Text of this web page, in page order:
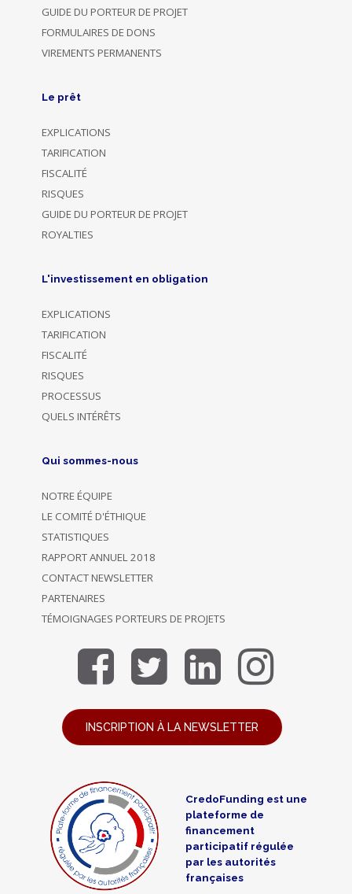
GUIDE DU PORTEUR DE PROJET
FORMULAIRES DE DONS
VIREMENTS PERMANENTS
Le prêt
EXPLICATIONS
TARIFICATION
FISCALITÉ
RISQUES
GUIDE DU PORTEUR DE PROJET
ROYALTIES
L'investissement en obligation
EXPLICATIONS
TARIFICATION
FISCALITÉ
RISQUES
PROCESSUS
QUELS INTÉRÊTS
Qui sommes-nous
NOTRE ÉQUIPE
LE COMITÉ D'ÉTHIQUE
STATISTIQUES
RAPPORT ANNUEL 2018
CONTACT NEWSLETTER
PARTENAIRES
TÉMOIGNAGES PORTEURS DE PROJETS
INSCRIPTION À LA NEWSLETTER
CredoFunding est une
plateforme de
financement
participatif régulée
par les autorités
françaises